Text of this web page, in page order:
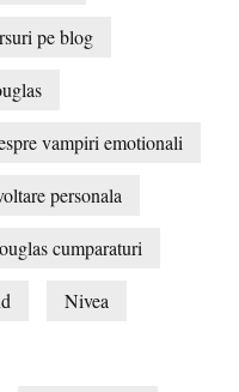
pe blog
vampiri emotionali
personala
cumparaturi
Nivea